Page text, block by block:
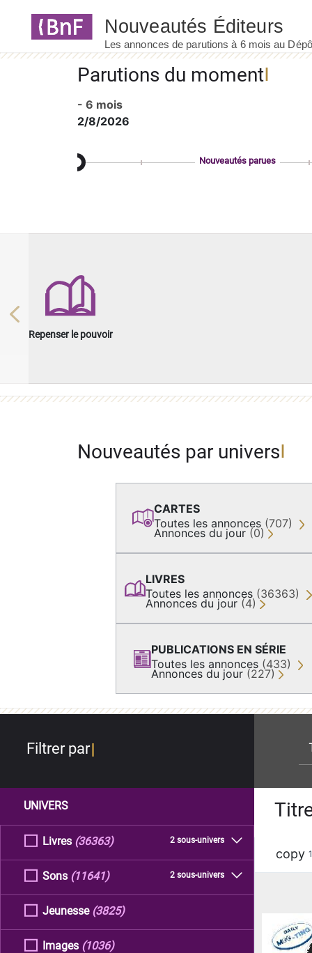
Parutions du moment
- 6 mois
2/8/2026
Nouveautés parues
Repenser le pouvoir
Previous
Nouveautés par univers
CARTES
Toutes les annonces (707)
Annonces du jour (0)
LIVRES
Toutes les annonces (36363)
Annonces du jour (4)
PUBLICATIONS EN SÉRIE
Toutes les annonces (433)
Annonces du jour (227)
Filtrer par
UNIVERS
Livres 2 sous-univers
(36363)
Sons 2 sous-univers
(11641)
Jeunesse (3825)
Images (1036)
copy